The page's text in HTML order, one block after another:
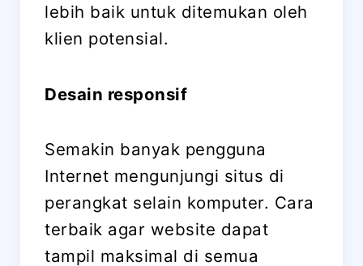
lebih baik untuk ditemukan oleh
klien potensial.
Desain responsif
Semakin banyak pengguna
Internet mengunjungi situs di
perangkat selain komputer. Cara
terbaik agar website dapat
tampil maksimal di semua